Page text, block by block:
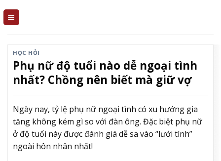
HỌC HỎI
Phụ nữ độ tuổi nào dễ ngoại tình
nhất? Chồng nên biết mà giữ vợ
Ngày nay, tỷ lệ phụ nữ ngoại tình có xu hướng gia
tăng không kém gì so với đàn ông. Đặc biệt phụ nữ
ở độ tuổi này được đánh giá dễ sa vào “lưới tình”
ngoài hôn nhân nhất!